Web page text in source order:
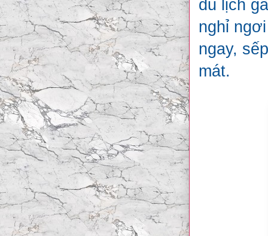
du lịch
nghỉ
ngay,
mát.